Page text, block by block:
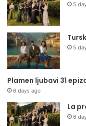
5
5
Plamen ljubavi 31
6 days ago
La
6